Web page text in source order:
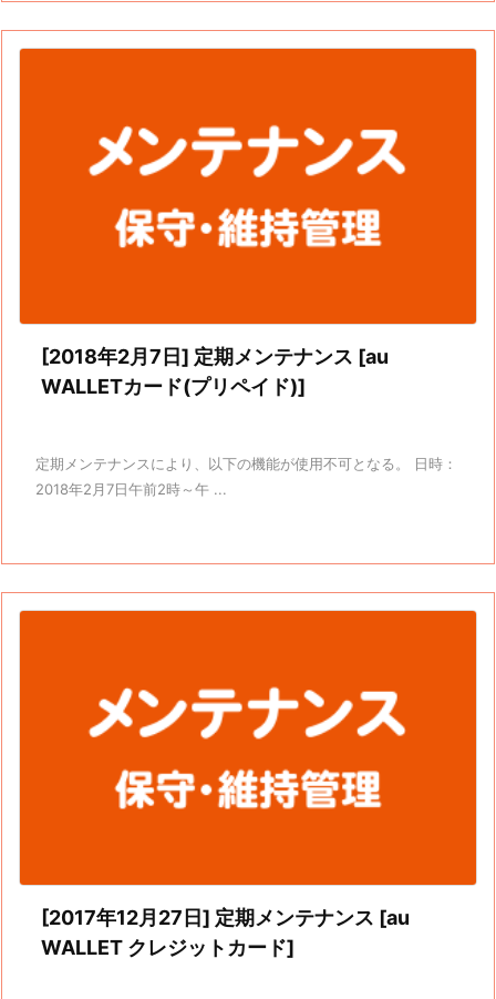
[2018年2月7日] 定期メンテナンス [au
WALLETカード(プリペイド)]
定期メンテナンスにより、以下の機能が使用不可となる。 日時：
2018年2月7日午前2時～午 ...
[2017年12月27日] 定期メンテナンス [au
WALLET クレジットカード]